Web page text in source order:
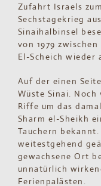
Zufahrt Israels
Sechstagekrieg
Sinaihalbinsel
von 1979
El-Scheich wieder
Auf der einen
Wüste Sinai.
Riffe um das
Sharm el-Sheikh
Tauchern
weitestgehend
gewachsene Ort
unnatürlich
Ferienpalästen.